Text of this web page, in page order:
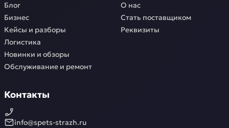
Блог
Бизнес
Кейсы и разборы
Логистика
Новинки и обзоры
Обслуживание и ремонт
О нас
Стать поставщиком
Реквизиты
Контакты
info@spets-strazh.ru